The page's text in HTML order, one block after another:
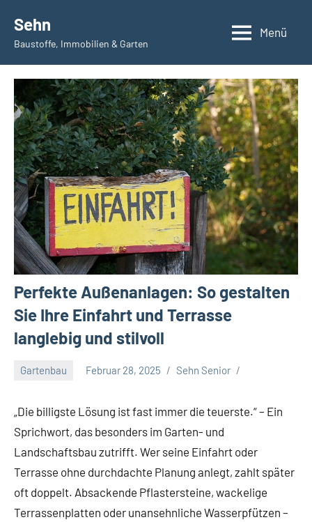
Inhalt
springen
Sehn
Baustoffe, Immobilien & Garten
Menü
Perfekte Außenanlagen: So gestalten
Sie Ihre Einfahrt und Terrasse
langlebig und stilvoll
Gartenbau Februar 28, 2025 Sehn Senior
„Die billigste Lösung ist fast immer die teuerste.“ – Ein
Sprichwort, das besonders im Garten- und
Landschaftsbau zutrifft. Wer seine Einfahrt oder
Terrasse ohne durchdachte Planung anlegt, zahlt später
oft doppelt. Absackende Pflastersteine, wackelige
Terrassenplatten oder unansehnliche Wasserpfützen –